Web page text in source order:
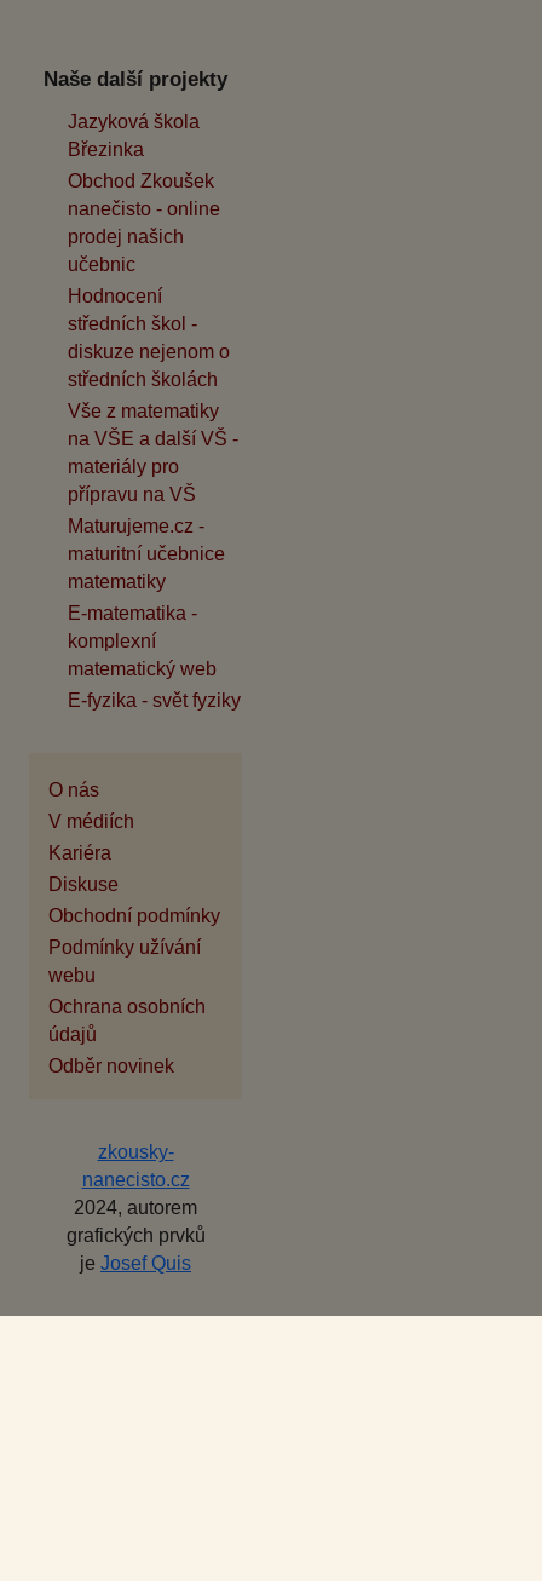
Naše další projekty
Jazyková škola
Březinka
Obchod Zkoušek
nanečisto - online
prodej našich
učebnic
Hodnocení
středních škol -
diskuze nejenom o
středních školách
Vše z matematiky
na VŠE a další VŠ -
materiály pro
přípravu na VŠ
Maturujeme.cz -
maturitní učebnice
matematiky
E-matematika -
komplexní
matematický web
E-fyzika - svět fyziky
O nás
V médiích
Kariéra
Diskuse
Obchodní podmínky
Podmínky užívání
webu
Ochrana osobních
údajů
Odběr novinek
zkousky-
nanecisto.cz
2024, autorem
grafických prvků
je Josef Quis